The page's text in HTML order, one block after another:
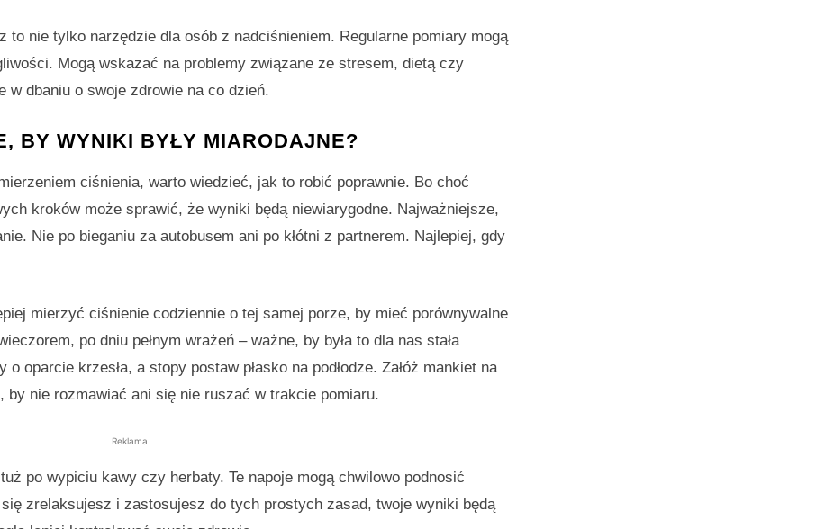
to nie tylko narzędzie dla osób z nadciśnieniem. Regularne pomiary mogą
Mogą wskazać na problemy związane ze stresem, dietą czy
w dbaniu o swoje zdrowie na co dzień.
BY WYNIKI BYŁY MIARODAJNE?
ciśnienia, warto wiedzieć, jak to robić poprawnie. Bo choć
kroków może sprawić, że wyniki będą niewiarygodne. Najważniejsze,
Nie po bieganiu za autobusem ani po kłótni z partnerem. Najlepiej, gdy
mierzyć ciśnienie codziennie o tej samej porze, by mieć porównywalne
po dniu pełnym wrażeń – ważne, by była to dla nas stała
oparcie krzesła, a stopy postaw płasko na podłodze. Załóż mankiet na
nie rozmawiać ani się nie ruszać w trakcie pomiaru.
Reklama
po wypiciu kawy czy herbaty. Te napoje mogą chwilowo podnosić
zrelaksujesz i zastosujesz do tych prostych zasad, twoje wyniki będą